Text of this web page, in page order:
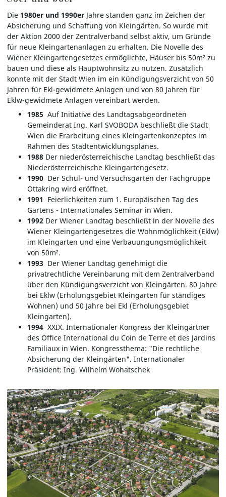
Die 1980er und 1990er Jahre standen ganz im Zeichen der
Absicherung und Schaffung von Kleingärten. So wurde mit
der Aktion 2000 der Zentralverband selbst aktiv, um Gründe
für neue Kleingartenanlagen zu erhalten. Die Novelle des
Wiener Kleingartengesetzes ermöglichte, Häuser bis 50m² zu
bauen und diese als Hauptwohnsitz zu nutzen. Zusätzlich
konnte mit der Stadt Wien im ein Kündigungsverzicht von 50
Jahren für Ekl-gewidmete Anlagen und von 80 Jahren für
Eklw-gewidmete Anlagen vereinbart werden.
1985 Auf Initiative des Landtagsabgeordneten
Gemeinderat Ing. Karl SVOBODA beschließt die Stadt
Wien die Erarbeitung eines Kleingartenkonzeptes im
Rahmen des Stadtentwicklungsplanes.
1988 Der niederösterreichische Landtag beschließt das
Niederösterreichische Kleingartengesetz.
1990 Der Schul- und Versuchsgarten der Fachgruppe
Ottakring wird eröffnet.
1991 Feierlichkeiten zum 1. Europäischen Tag des
Gartens - Internationales Seminar in Wien.
1992 Der Wiener Landtag beschließt in der Novelle des
Wiener Kleingartengesetzes die Wohnmöglichkeit (Eklw)
im Kleingarten und eine Verbauungungsmöglichkeit
von 50m².
1993 Der Wiener Landtag genehmigt die
privatrechtliche Vereinbarung mit dem Zentralverband
über den Kündigungsverzicht von Kleingärten. 80 Jahre
bei Eklw (Erholungsgebiet Kleingarten für ständiges
Wohnen) und 50 Jahre bei Ekl (Erholungsgebiet
Kleingarten).
1994 XXIX. Internationaler Kongress der Kleingärtner
des Office International du Coin de Terre et des Jardins
Familiaux in Wien. Kongressthema: "Die rechtliche
Absicherung der Kleingärten". Internationaler
Präsident: Ing. Wilhelm Wohatschek